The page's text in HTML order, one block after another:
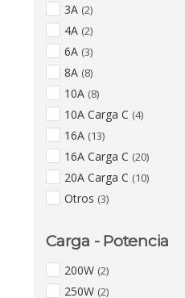
3A (2)
4A (2)
6A (3)
8A (8)
10A (8)
10A Carga C (4)
16A (13)
16A Carga C (20)
20A Carga C (10)
Otros (3)
Carga - Potencia
200W (2)
250W (2)